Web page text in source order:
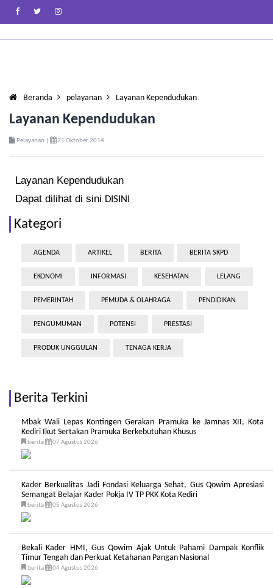
Beranda pelayanan Layanan Kependudukan
Layanan Kependudukan
Pelayanan | 21 Oktober 2014
Layanan Kependudukan
Dapat dilihat di sini DISINI
Kategori
AGENDA ARTIKEL BERITA BERITA SKPD
EKONOMI INFORMASI KESEHATAN LELANG
PEMERINTAH PEMUDA & OLAHRAGA PENDIDIKAN
PENGUMUMAN POTENSI PRESTASI
PRODUK UNGGULAN TENAGA KERJA
Berita Terkini
Mbak Wali Lepas Kontingen Gerakan Pramuka ke Jamnas XII, Kota
Kediri Ikut Sertakan Pramuka Berkebutuhan Khusus
berita 07 Agustus 2026
Kader Berkualitas Jadi Fondasi Keluarga Sehat, Gus Qowim Apresiasi
Semangat Belajar Kader Pokja IV TP PKK Kota Kediri
berita 05 Agustus 2026
Bekali Kader HMI, Gus Qowim Ajak Untuk Pahami Dampak Konflik
Timur Tengah dan Perkuat Ketahanan Pangan Nasional
berita 04 Agustus 2026